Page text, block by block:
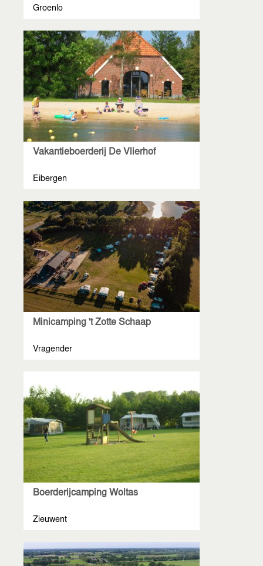
Groenlo
Vakantieboerderij De Vlierhof
Eibergen
Minicamping 't Zotte Schaap
Vragender
Boerderijcamping Woltas
Zieuwent